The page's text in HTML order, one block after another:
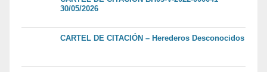
30/05/2026
CARTEL DE CITACIÓN – Herederos Desconocidos